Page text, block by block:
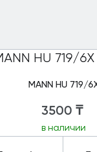
MANN HU 719/
3500 ₸
в наличии